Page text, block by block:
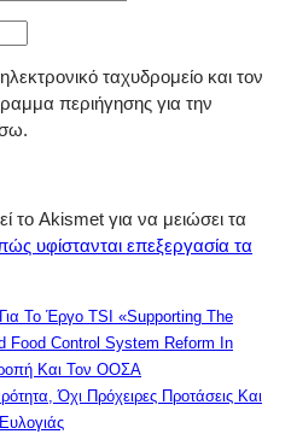
ταχυδρομείο και τον
περιήγησης για την
το Akismet για να μειώσει τα
υφίστανται επεξεργασία τα
Το Έργο TSI «Supporting The
Food Control System Reform In
Και Τον ΟΟΣΑ
Όχι Πρόχειρες Προτάσεις Και